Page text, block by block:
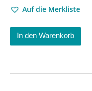
Auf die Merkliste
In den Warenkorb